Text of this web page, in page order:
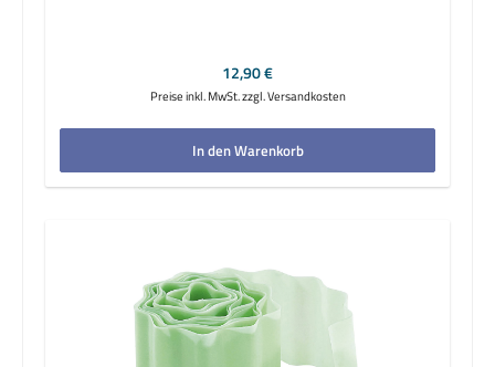
Regulärer Preis:
12,90 €
Preise inkl. MwSt. zzgl. Versandkosten
In den Warenkorb